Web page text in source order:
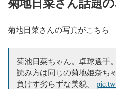
菊地日菜さんの写真がこちら
菊池日菜ちゃん。卓球選手。
読み方は同じの菊地姫奈ち
負けず劣らずな美貌。